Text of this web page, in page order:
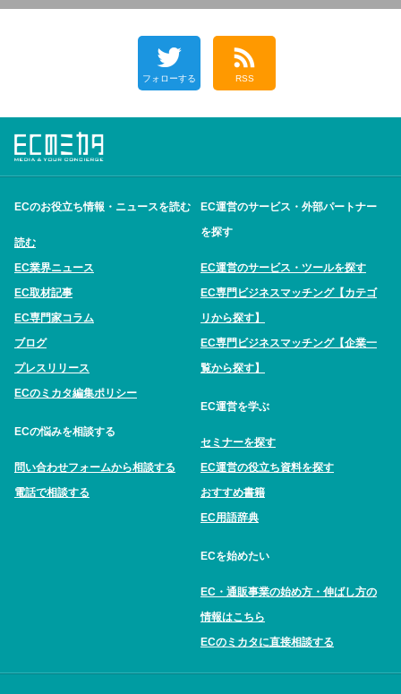
フォローする RSS
ECのお役立ち情報・ニュースを読む
読む
EC業界ニュース
EC取材記事
EC専門家コラム
ブログ
プレスリリース
ECのミカタ編集ポリシー
ECの悩みを相談する
問い合わせフォームから相談する
電話で相談する
EC運営のサービス・外部パートナー
を探す
EC運営のサービス・ツールを探す
EC専門ビジネスマッチング【カテゴ
リから探す】
EC専門ビジネスマッチング【企業一
覧から探す】
EC運営を学ぶ
セミナーを探す
EC運営の役立ち資料を探す
おすすめ書籍
EC用語辞典
ECを始めたい
EC・通販事業の始め方・伸ばし方の
情報はこちら
ECのミカタに直接相談する